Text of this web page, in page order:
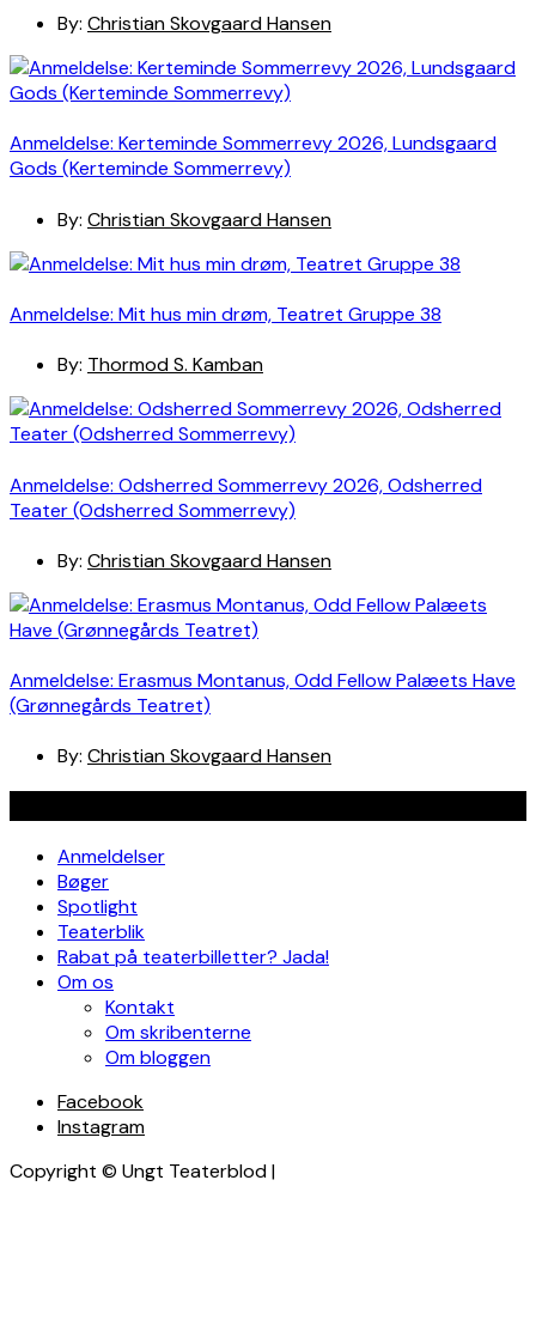
By: Christian Skovgaard Hansen
Anmeldelse: Kerteminde Sommerrevy 2026, Lundsgaard
Gods (Kerteminde Sommerrevy)
By: Christian Skovgaard Hansen
Anmeldelse: Mit hus min drøm, Teatret Gruppe 38
By: Thormod S. Kamban
Anmeldelse: Odsherred Sommerrevy 2026, Odsherred
Teater (Odsherred Sommerrevy)
By: Christian Skovgaard Hansen
Anmeldelse: Erasmus Montanus, Odd Fellow Palæets Have
(Grønnegårds Teatret)
By: Christian Skovgaard Hansen
Anmeldelser
Bøger
Spotlight
Teaterblik
Rabat på teaterbilletter? Jada!
Om os
Kontakt
Om skribenterne
Om bloggen
Facebook
Instagram
Copyright © Ungt Teaterblod |